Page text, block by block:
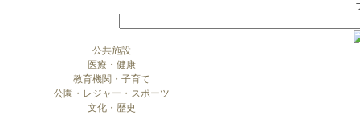
公共施設
医療・健康
教育機関・子育て
公園・レジャー・スポーツ
文化・歴史